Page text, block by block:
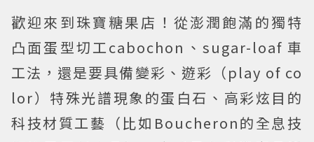
歡迎來到珠寶糖果店！從澎潤飽滿的獨特
凸面蛋型切工cabochon、sugar-loaf 車
工法，還是要具備變彩、遊彩（play of co
lor）特殊光譜現象的蛋白石、高彩炫目的
科技材質工藝（比如Boucheron的全息技